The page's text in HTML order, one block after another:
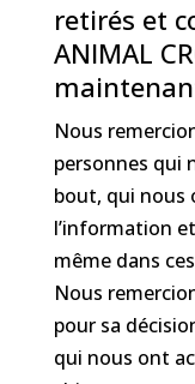
retirés et
ANIMAL
Nous
personnes qui
bout, qui nous
l’information
même dans
Nous
pour sa
qui nous ont